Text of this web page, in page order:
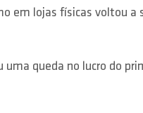
lojas físicas voltou
queda no lucro do